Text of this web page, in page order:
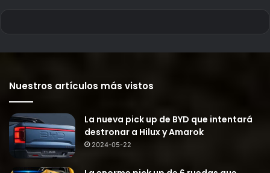
Nuestros artículos más vistos
La nueva pick up de BYD que intentará
destronar a Hilux y Amarok
2024-05-22